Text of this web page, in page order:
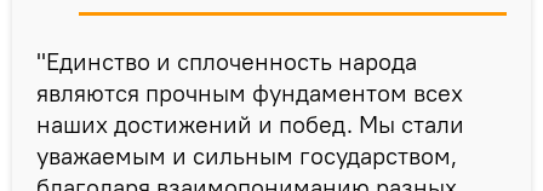
"Единство и сплоченность народа
являются прочным фундаментом всех
наших достижений и побед. Мы стали
уважаемым и сильным государством,